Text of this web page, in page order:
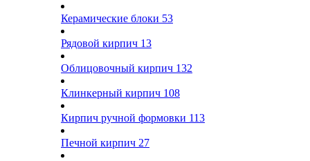
Керамические блоки 53
Рядовой кирпич 13
Облицовочный кирпич 132
Клинкерный кирпич 108
Кирпич ручной формовки 113
Печной кирпич 27